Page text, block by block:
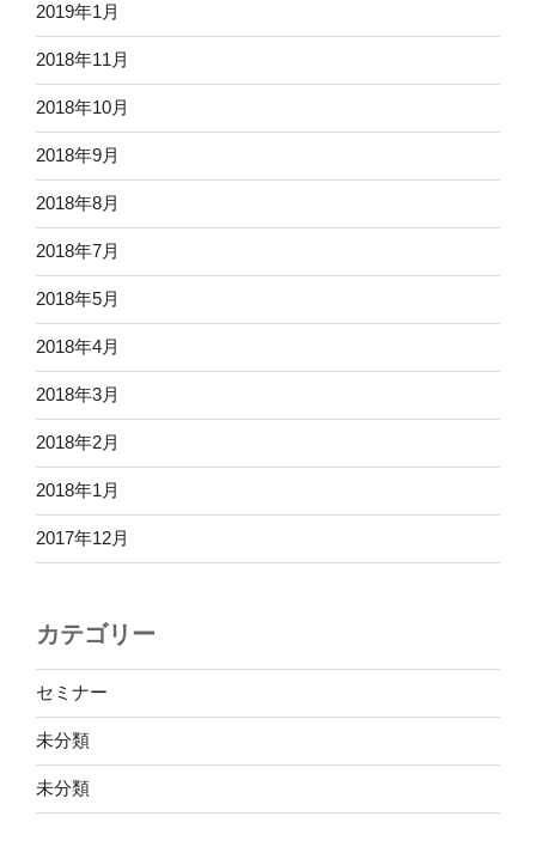
2019年1月
2018年11月
2018年10月
2018年9月
2018年8月
2018年7月
2018年5月
2018年4月
2018年3月
2018年2月
2018年1月
2017年12月
カテゴリー
セミナー
未分類
未分類